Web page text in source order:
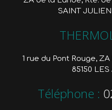
SAINT
1 rue du Pont Rouge,
85150
Téléphone :